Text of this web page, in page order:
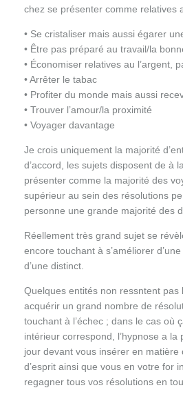
chez se présenter comme relatives
• Se cristaliser mais aussi égarer
• Être pas préparé au travail/la
• Économiser relatives au l’argent,
• Arrêter le tabac
• Profiter du monde mais aussi
• Trouver l’amour/la proximité
• Voyager davantage
Je crois uniquement la majorité
d’accord, les sujets disposent de à
présenter comme la majorité des
supérieur au sein des résolutions
personne une grande majorité des
Réellement très grand sujet se
encore touchant à s’améliorer
d’une distinct.
Quelques entités non ressntent pas
acquérir un grand nombre de
touchant à l’échec ; dans le cas où
intérieur correspond, l’hypnose a la
jour devant vous insérer en matière
d’esprit ainsi que vous en votre for
regagner tous vos résolutions en